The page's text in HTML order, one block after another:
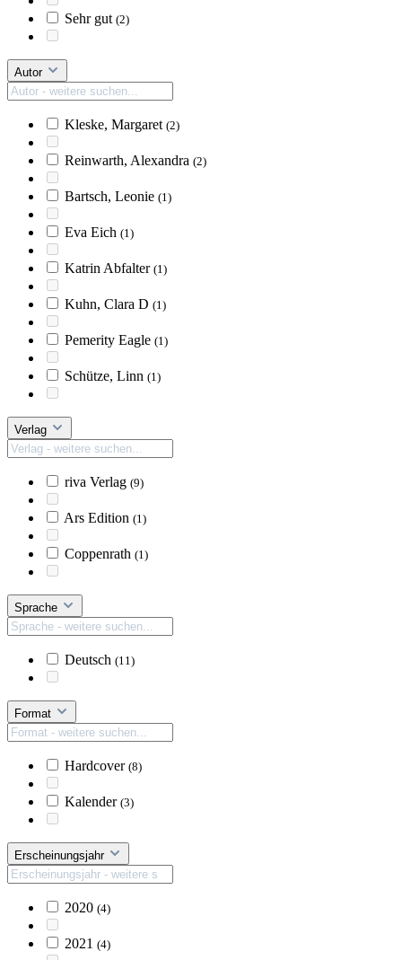
Sehr gut (2)
Autor
Kleske, Margaret (2)
Reinwarth, Alexandra (2)
Bartsch, Leonie (1)
Eva Eich (1)
Katrin Abfalter (1)
Kuhn, Clara D (1)
Pemerity Eagle (1)
Schütze, Linn (1)
Verlag
riva Verlag (9)
Ars Edition (1)
Coppenrath (1)
Sprache
Deutsch (11)
Format
Hardcover (8)
Kalender (3)
Erscheinungsjahr
2020 (4)
2021 (4)